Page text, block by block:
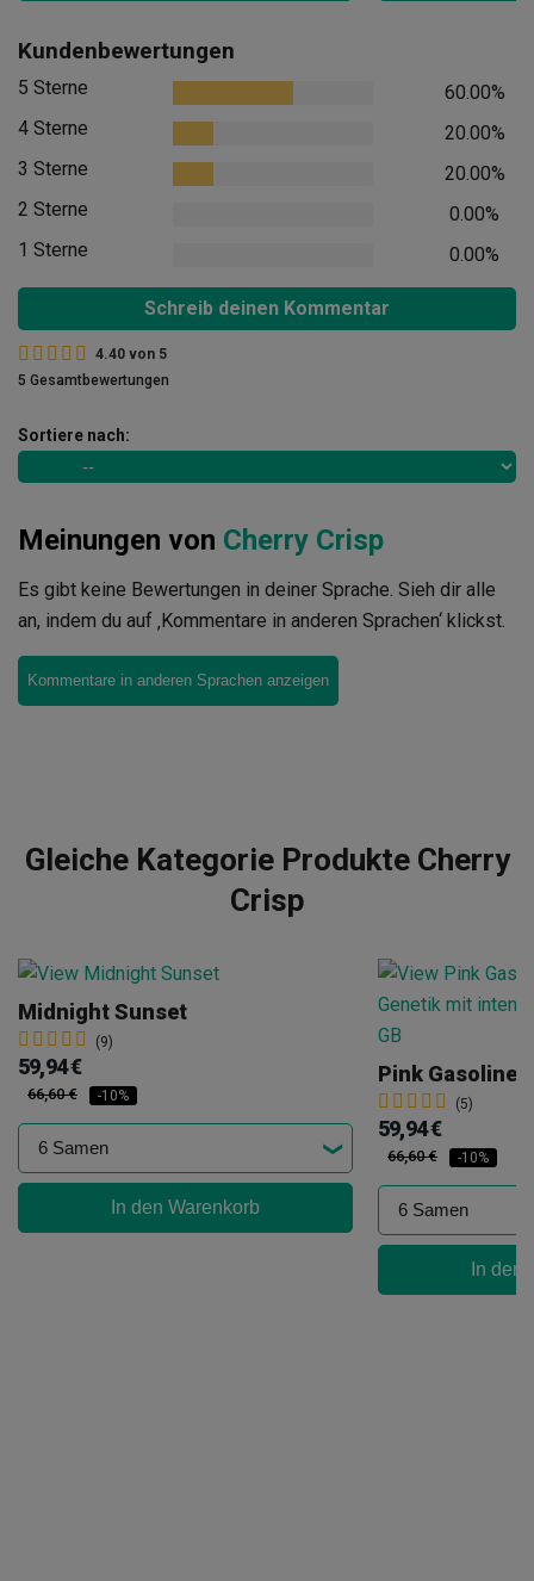
Kundenbewertungen
5 Sterne
60.00%
4 Sterne
20.00%
3 Sterne
20.00%
2 Sterne
0.00%
1 Sterne
0.00%
Schreib deinen Kommentar
4.40 von 5
5 Gesamtbewertungen
Sortiere nach:
Meinungen von Cherry Crisp
Es gibt keine Bewertungen in deiner Sprache. Sieh dir alle
an, indem du auf ‚Kommentare in anderen Sprachen‘ klickst.
Kommentare in anderen Sprachen anzeigen
Gleiche Kategorie Produkte Cherry
Crisp
Midnight Sunset
(9)
59,94 €
66,60 € -10%
In den Warenkorb
Pink Gasoline
(5)
59,94 €
66,60 € -10%
In den